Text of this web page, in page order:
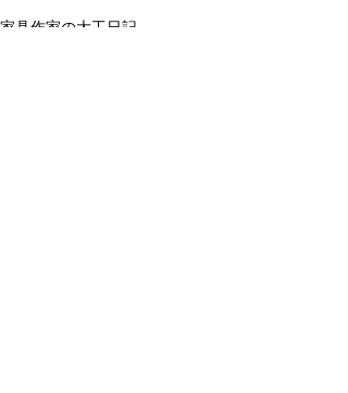
家具作家の大工日記